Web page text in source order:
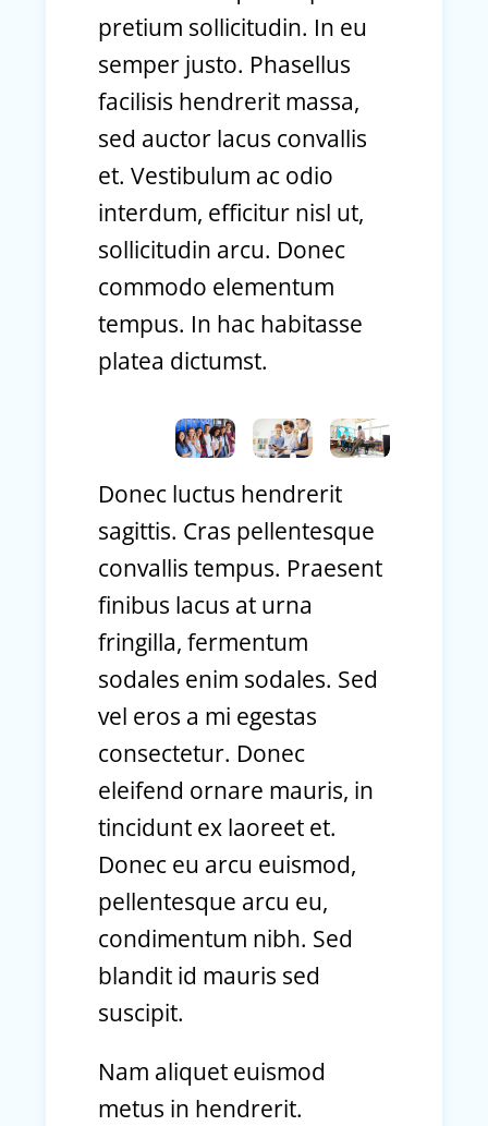
pretium sollicitudin. In eu
semper justo. Phasellus
facilisis hendrerit massa,
sed auctor lacus convallis
et. Vestibulum ac odio
interdum, efficitur nisl ut,
sollicitudin arcu. Donec
commodo elementum
tempus. In hac habitasse
platea dictumst.
Donec luctus hendrerit
sagittis. Cras pellentesque
convallis tempus. Praesent
finibus lacus at urna
fringilla, fermentum
sodales enim sodales. Sed
vel eros a mi egestas
consectetur. Donec
eleifend ornare mauris, in
tincidunt ex laoreet et.
Donec eu arcu euismod,
pellentesque arcu eu,
condimentum nibh. Sed
blandit id mauris sed
suscipit.
Nam aliquet euismod
metus in hendrerit.